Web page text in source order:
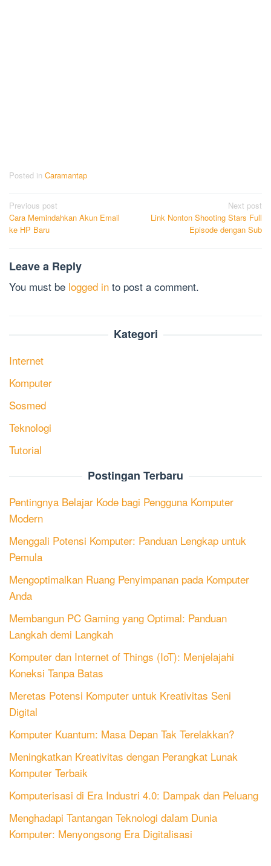
Posted in Caramantap
Post
navigation
Previous post
Cara Memindahkan Akun Email
ke HP Baru
Next post
Link Nonton Shooting Stars Full
Episode dengan Sub
Leave a Reply
You must be logged in to post a comment.
Kategori
Internet
Komputer
Sosmed
Teknologi
Tutorial
Postingan Terbaru
Pentingnya Belajar Kode bagi Pengguna Komputer
Modern
Menggali Potensi Komputer: Panduan Lengkap untuk
Pemula
Mengoptimalkan Ruang Penyimpanan pada Komputer
Anda
Membangun PC Gaming yang Optimal: Panduan
Langkah demi Langkah
Komputer dan Internet of Things (IoT): Menjelajahi
Koneksi Tanpa Batas
Meretas Potensi Komputer untuk Kreativitas Seni
Digital
Komputer Kuantum: Masa Depan Tak Terelakkan?
Meningkatkan Kreativitas dengan Perangkat Lunak
Komputer Terbaik
Komputerisasi di Era Industri 4.0: Dampak dan Peluang
Menghadapi Tantangan Teknologi dalam Dunia
Komputer: Menyongsong Era Digitalisasi